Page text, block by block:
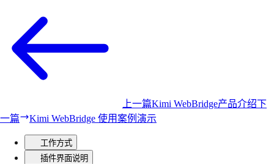
上一篇Kimi WebBridge产品介绍下
一篇
Kimi WebBridge 使用案例演示
工作方式
插件界面说明